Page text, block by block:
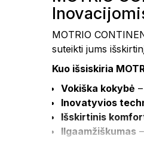
MOTRIO
suteikti jums
Kuo išsiskiria
Vokiška kokybė
Inovatyvios
Išskirtinis
Ilgaamžiškumas